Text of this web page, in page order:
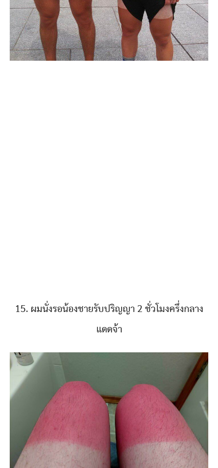
15. ผมนั่งรอน้องชายรับปริญญา 2 ชั่วโมงครึ่งกลาง
แดดจ้า